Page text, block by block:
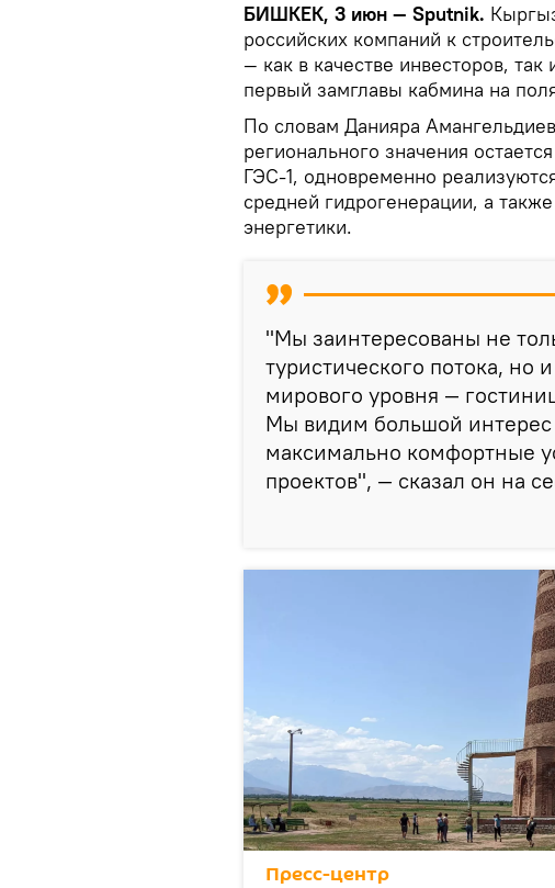
БИШКЕК, 3 июн — Sputnik.
российских компаний к
— как в качестве инвесторов,
первый замглавы кабмина на
По словам Данияра
регионального значения
ГЭС-1, одновременно
средней гидрогенерации, а
энергетики.
"Мы заинтересованы не
туристического потока, но
мирового уровня —
Мы видим большой интерес
максимально комфортные
проектов", — сказал он на
Пресс-центр